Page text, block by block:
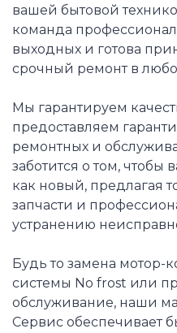
вашей бытовой
команда
выходных и готова
срочный ремонт в
Мы гарантируем
предоставляем
ремонтных и
заботится о том, чтобы
как новый, предлагая
запчасти и
устранению
Будь то замена мотор-
системы No frost или
обслуживание, наши
Сервис обеспечивает